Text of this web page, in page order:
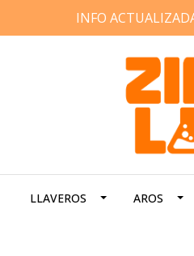
INFO
LLAVEROS AROS